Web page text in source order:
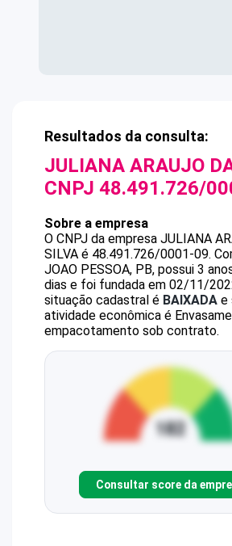
Resultados da consulta:
JULIANA ARAUJO
CNPJ 48.491.726/
Sobre a empresa
O CNPJ da empresa JULIANA
SILVA é 48.491.726/0001-09.
JOAO PESSOA, PB, possui 3
dias e foi fundada em 02/11/
situação cadastral é BAIXADA e
atividade econômica é
empacotamento sob contrato.
Consultar score da